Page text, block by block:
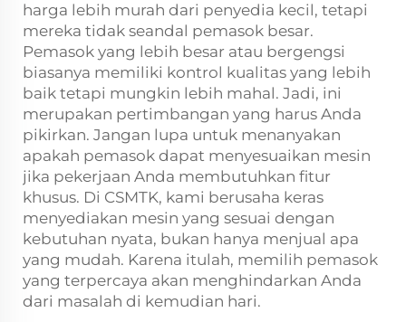
harga lebih murah dari penyedia kecil, tetapi
mereka tidak seandal pemasok besar.
Pemasok yang lebih besar atau bergengsi
biasanya memiliki kontrol kualitas yang lebih
baik tetapi mungkin lebih mahal. Jadi, ini
merupakan pertimbangan yang harus Anda
pikirkan. Jangan lupa untuk menanyakan
apakah pemasok dapat menyesuaikan mesin
jika pekerjaan Anda membutuhkan fitur
khusus. Di CSMTK, kami berusaha keras
menyediakan mesin yang sesuai dengan
kebutuhan nyata, bukan hanya menjual apa
yang mudah. Karena itulah, memilih pemasok
yang terpercaya akan menghindarkan Anda
dari masalah di kemudian hari.